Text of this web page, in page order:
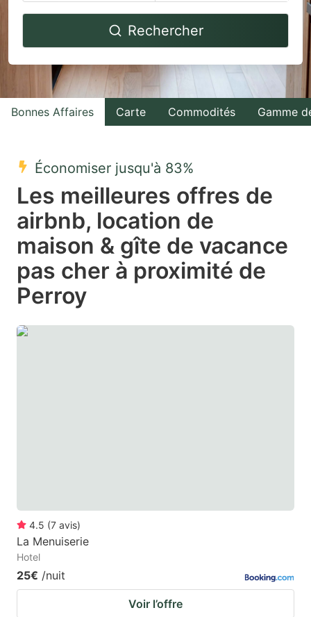
Navigate
to
interact
with
the
select
date.
Press
the
question
mark
key
Navigate
backward
to
interact
with
the
select
a
date.
Press
the
question
key
Rechercher
Bonnes Affaires Carte Commodités Gamme
Économiser jusqu'à 83%
Les meilleures offres de
airbnb, location de
maison & gîte de vacance
pas cher à proximité de
Perroy
4.5 (7 avis)
La Menuiserie
Hotel
25€ /nuit
Voir l’offre